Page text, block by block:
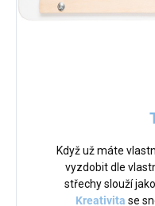
Když už máte
vyzdobit dle
střechy slouží
Kreativita se